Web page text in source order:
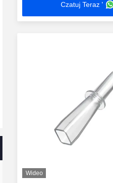
Czatuj Teraz '
Wideo